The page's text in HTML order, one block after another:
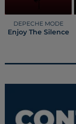
DEPECHE MODE
Enjoy The Silence